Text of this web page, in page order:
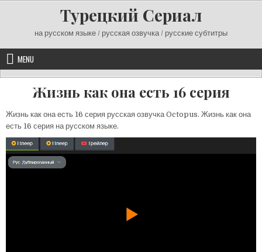
Турецкий Сериал
на русском языке / русская озвучка / русские субтитры
MENU
Жизнь как она есть 16 серия
Жизнь как она есть 16 серия русская озвучка Octopus. Жизнь как она
есть 16 серия на русском языке.